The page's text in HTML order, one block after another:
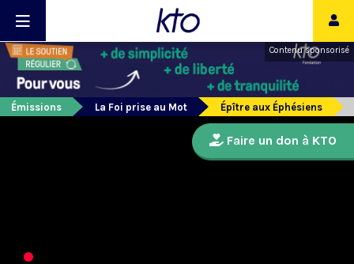
Contenu sponsorisé
Émissions La Foi prise au Mot Épître aux Éphésiens
Faire un don à KTO